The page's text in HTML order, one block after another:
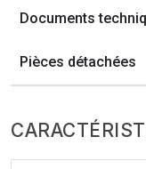
Documents
Pièces détachées